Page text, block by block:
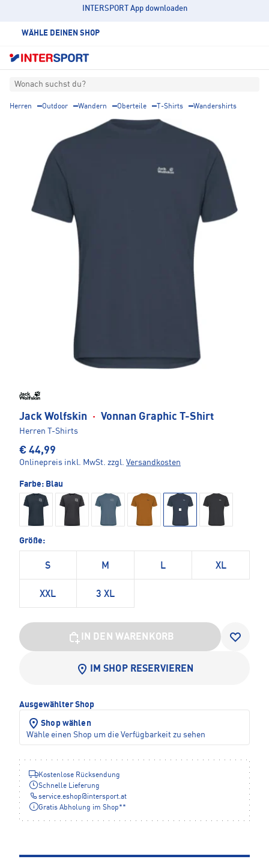
INTERSPORT App downloaden
WÄHLE DEINEN SHOP
Wonach suchst du?
Herren Outdoor Wandern Oberteile T-Shirts Wandershirts
Jack Wolfskin · Vonnan Graphic T-Shirt
Herren T-Shirts
€ 44,99
Onlinepreis inkl. MwSt. zzgl. Versandkosten
Farbe: Blau
Größe:
S M L XL
XXL 3 XL
IN DEN WARENKORB
IM SHOP RESERVIEREN
Ausgewählter Shop
Shop wählen
Wähle einen Shop um die Verfügbarkeit zu sehen
Kostenlose Rücksendung
Schnelle Lieferung
service.eshop@ intersport.at
Gratis Abholung im Shop**